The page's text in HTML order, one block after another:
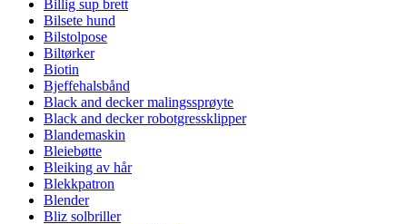
Billig sup brett
Bilsete hund
Bilstolpose
Biltørker
Biotin
Bjeffehalsbånd
Black and decker malingssprøyte
Black and decker robotgressklipper
Blandemaskin
Bleiebøtte
Bleiking av hår
Blekkpatron
Blender
Bliz solbriller